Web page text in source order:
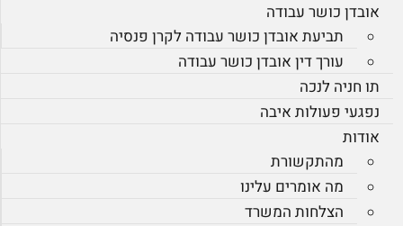
אובדן כושר עבודה
תביעת אובדן כושר עבודה לקרן פנסיה
עורך דין אובדן כושר עבודה
תו חניה לנכה
נפגעי פעולות איבה
אודות
מהתקשורת
מה אומרים עלינו
הצלחות המשרד